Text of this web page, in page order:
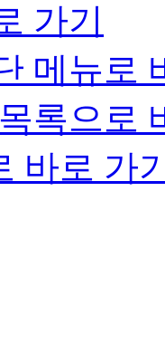
가기
메뉴로
록으로
바로 가